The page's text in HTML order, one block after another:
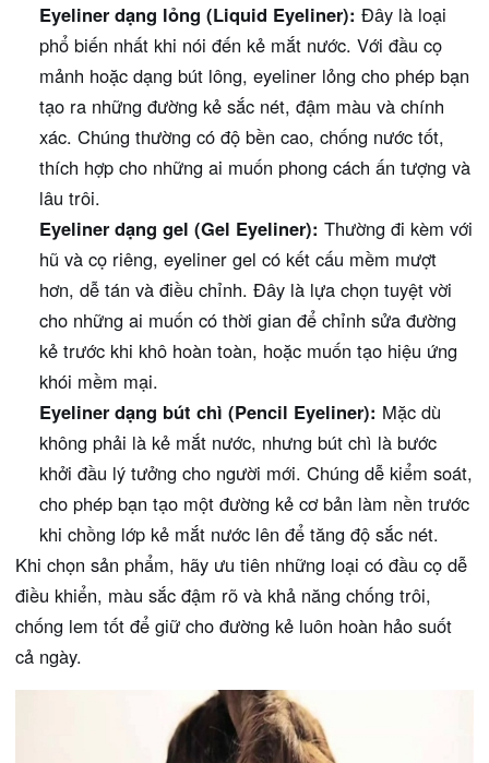
Eyeliner dạng lỏng (Liquid Eyeliner): Đây là loại
phổ biến nhất khi nói đến kẻ mắt nước. Với đầu cọ
mảnh hoặc dạng bút lông, eyeliner lỏng cho phép bạn
tạo ra những đường kẻ sắc nét, đậm màu và chính
xác. Chúng thường có độ bền cao, chống nước tốt,
thích hợp cho những ai muốn phong cách ấn tượng và
lâu trôi.
Eyeliner dạng gel (Gel Eyeliner): Thường đi kèm với
hũ và cọ riêng, eyeliner gel có kết cấu mềm mượt
hơn, dễ tán và điều chỉnh. Đây là lựa chọn tuyệt vời
cho những ai muốn có thời gian để chỉnh sửa đường
kẻ trước khi khô hoàn toàn, hoặc muốn tạo hiệu ứng
khói mềm mại.
Eyeliner dạng bút chì (Pencil Eyeliner): Mặc dù
không phải là kẻ mắt nước, nhưng bút chì là bước
khởi đầu lý tưởng cho người mới. Chúng dễ kiểm soát,
cho phép bạn tạo một đường kẻ cơ bản làm nền trước
khi chồng lớp kẻ mắt nước lên để tăng độ sắc nét.
Khi chọn sản phẩm, hãy ưu tiên những loại có đầu cọ dễ
điều khiển, màu sắc đậm rõ và khả năng chống trôi,
chống lem tốt để giữ cho đường kẻ luôn hoàn hảo suốt
cả ngày.